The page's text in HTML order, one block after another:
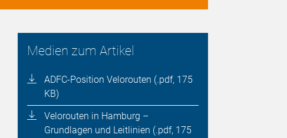
Medien zum Artikel
ADFC-Position Velorouten (.pdf, 175
KB)
Velorouten in Hamburg –
Grundlagen und Leitlinien (.pdf, 175